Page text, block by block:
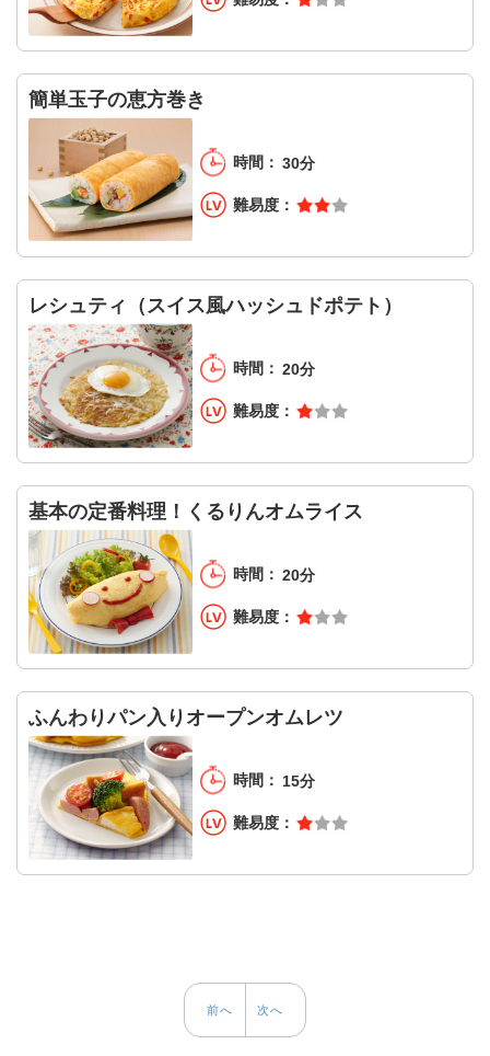
簡単玉子の恵方巻き
30分
レシュティ（スイス風ハッシュドポテト）
20分
基本の定番料理！くるりんオムライス
20分
ふんわりパン入りオープンオムレツ
15分
前へ 次へ